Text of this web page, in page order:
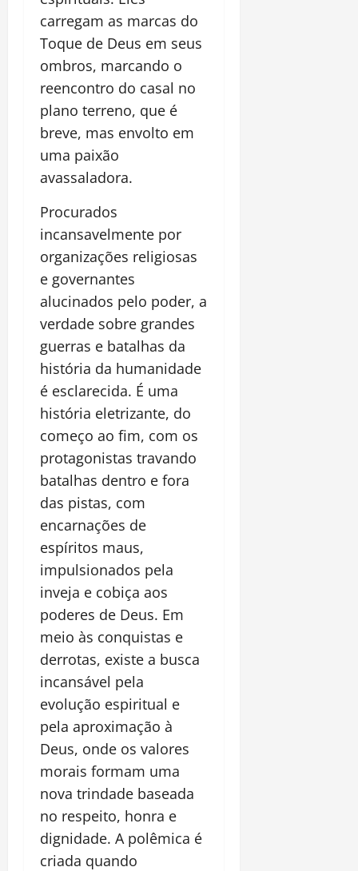
carregam as marcas do
Toque de Deus em seus
ombros, marcando o
reencontro do casal no
plano terreno, que é
breve, mas envolto em
uma paixão
avassaladora.
Procurados
incansavelmente por
organizações religiosas
e governantes
alucinados pelo poder, a
verdade sobre grandes
guerras e batalhas da
história da humanidade
é esclarecida. É uma
história eletrizante, do
começo ao fim, com os
protagonistas travando
batalhas dentro e fora
das pistas, com
encarnações de
espíritos maus,
impulsionados pela
inveja e cobiça aos
poderes de Deus. Em
meio às conquistas e
derrotas, existe a busca
incansável pela
evolução espiritual e
pela aproximação à
Deus, onde os valores
morais formam uma
nova trindade baseada
no respeito, honra e
dignidade. A polêmica é
criada quando